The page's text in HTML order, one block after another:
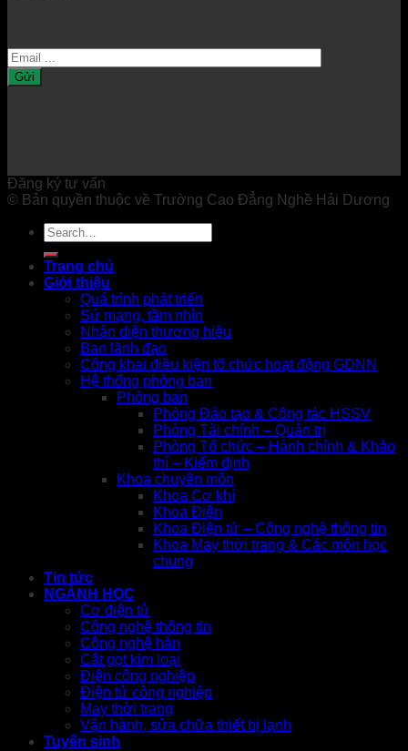
Đăng ký tư vấn
© Bản quyền thuộc về Trường Cao Đẳng Nghề Hải Dương
Trang chủ
Giới thiệu
Quá trình phát triển
Sứ mạng, tầm nhìn
Nhận diện thương hiệu
Ban lãnh đạo
Công khai điều kiện tổ chức hoạt động GDNN
Hệ thống phòng ban
Phòng ban
Phòng Đào tạo & Công tác HSSV
Phòng Tài chính – Quản trị
Phòng Tổ chức – Hành chính & Khảo
thí – Kiểm định
Khoa chuyên môn
Khoa Cơ khí
Khoa Điện
Khoa Điện tử – Công nghệ thông tin
Khoa May thời trang & Các môn học
chung
Tin tức
NGÀNH HỌC
Cơ điện tử
Công nghệ thông tin
Công nghệ hàn
Cắt gọt kim loại
Điện công nghiệp
Điện tử công nghiệp
May thời trang
Vận hành, sửa chữa thiết bị lạnh
Tuyển sinh